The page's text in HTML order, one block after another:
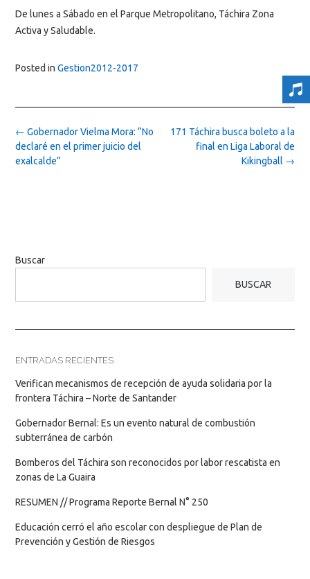
De lunes a Sábado en el Parque Metropolitano, Táchira Zona
Activa y Saludable.
Posted in Gestion2012-2017
Post
navigation
171 Táchira busca boleto a la
final en Liga Laboral de
Kikingball →
← Gobernador Vielma Mora: “No
declaré en el primer juicio del
exalcalde”
Buscar
BUSCAR
ENTRADAS RECIENTES
Verifican mecanismos de recepción de ayuda solidaria por la
frontera Táchira – Norte de Santander
Gobernador Bernal: Es un evento natural de combustión
subterránea de carbón
Bomberos del Táchira son reconocidos por labor rescatista en
zonas de La Guaira
RESUMEN // Programa Reporte Bernal N° 250
Educación cerró el año escolar con despliegue de Plan de
Prevención y Gestión de Riesgos